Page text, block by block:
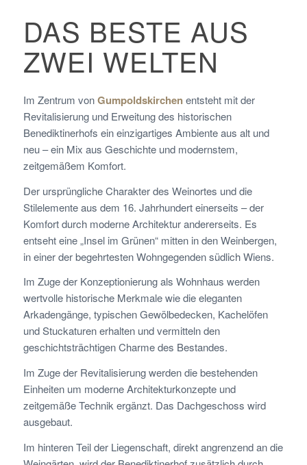
DAS BESTE AUS
ZWEI WELTEN
Im Zentrum vonGumpoldskirchenentsteht mit der
Revitalisierung und Erweitung des historischen
Benediktinerhofs ein einzigartiges Ambiente aus alt und
neu – ein Mix aus Geschichte und modernstem,
zeitgemäßem Komfort.
Der ursprüngliche Charakter des Weinortes und die
Stilelemente aus dem 16. Jahrhundert einerseits – der
Komfort durch moderne Architektur andererseits. Es
entseht eine „Insel im Grünen“ mitten in den Weinbergen,
in einer der begehrtesten Wohngegenden südlich Wiens.
Im Zuge der Konzeptionierung als Wohnhaus werden
wertvolle historische Merkmale wie die eleganten
Arkadengänge, typischen Gewölbedecken, Kachelöfen
und Stuckaturen erhalten und vermitteln den
geschichtsträchtigen Charme des Bestandes.
Im Zuge der Revitalisierung werden die bestehenden
Einheiten um moderne Architekturkonzepte und
zeitgemäße Technik ergänzt. Das Dachgeschoss wird
ausgebaut.
Im hinteren Teil der Liegenschaft, direkt angrenzend an die